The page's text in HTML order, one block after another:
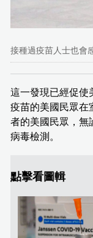
接種過疫苗人士也會
這一發現已經促使
疫苗的美國民眾在
者的美國民眾，無
病毒檢測。
點擊看圖輯